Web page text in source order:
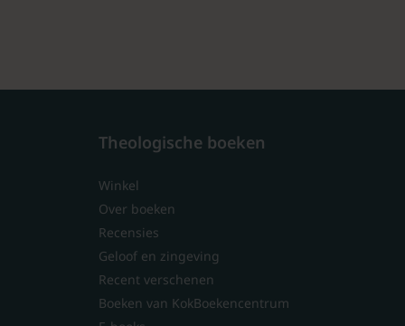
Theologische boeken
Winkel
Over boeken
Recensies
Geloof en zingeving
Recent verschenen
Boeken van KokBoekencentrum